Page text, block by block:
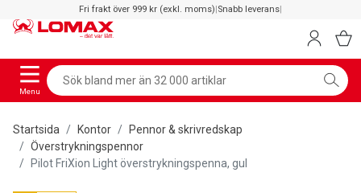
Fri frakt över 999 kr (exkl. moms)|Snabb leverans|
Menu
Startsida Kontor
Pennor & skrivredskap
Överstrykningspennor
Pilot FriXion Light överstrykningspenna, gul